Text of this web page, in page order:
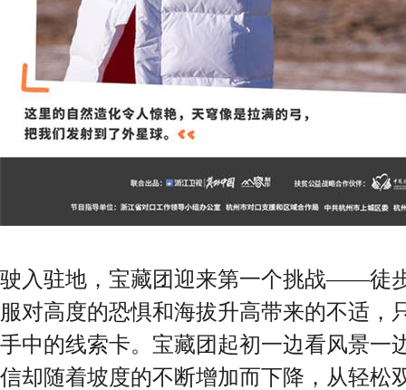
驶入驻地，宝藏团迎来第一个挑战——徒
服对高度的恐惧和海拔升高带来的不适，
手中的线索卡。宝藏团起初一边看风景一
信却随着坡度的不断增加而下降，从轻松